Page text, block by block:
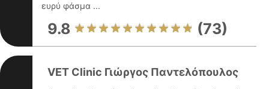
ευρύ φάσμα ...
9.8 (73)
VET Clinic Γιώργος Παντελόπουλος